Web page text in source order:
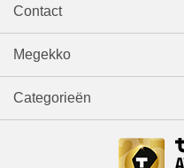
Contact
Megekko
Categorieën